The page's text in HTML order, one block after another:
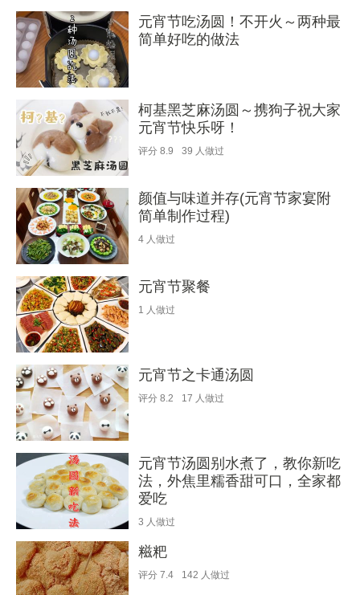
元宵节吃汤圆！不开火～两种最
简单好吃的做法
柯基黑芝麻汤圆～携狗子祝大家
元宵节快乐呀！
评分 8.9 39 人做过
颜值与味道并存(元宵节家宴附
简单制作过程)
4 人做过
元宵节聚餐
1 人做过
元宵节之卡通汤圆
评分 8.2 17 人做过
元宵节汤圆别水煮了，教你新吃
法，外焦里糯香甜可口，全家都
爱吃
3 人做过
糍粑
评分 7.4 142 人做过